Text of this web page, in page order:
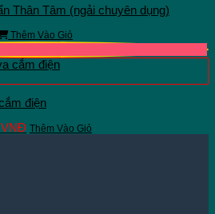
đến
250.000 VNĐ
nhiều
biến
Các
tùy
có
trên
Thân Tâm (ngải chuyên dụng)
VNĐ.
Thêm Vào Giỏ
điện
VNĐ Giá
Thêm Vào Giỏ